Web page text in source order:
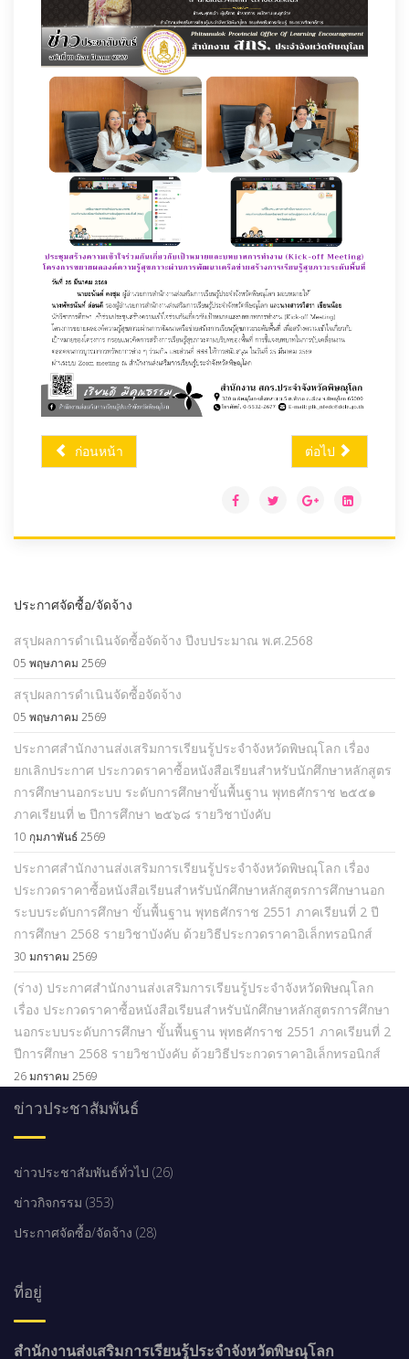
ก่อนหน้า ต่อไป
ประกาศจัดซื้อ/จัดจ้าง
สรุปผลการดำเนินจัดซื้อจัดจ้าง ปีงบประมาณ พ.ศ.2568
05 พฤษภาคม 2569
สรุปผลการดำเนินจัดซื้อจัดจ้าง
05 พฤษภาคม 2569
ประกาศสำนักงานส่งเสริมการเรียนรู้ประจำจังหวัดพิษณุโลก เรื่อง
ยกเลิกประกาศ ประกวดราคาซื้อหนังสือเรียนสำหรับนักศึกษาหลักสูตร
การศึกษานอกระบบ ระดับการศึกษาขั้นพื้นฐาน พุทธศักราช ๒๕๕๑
ภาคเรียนที่ ๒ ปีการศึกษา ๒๕๖๘ รายวิชาบังคับ
10 กุมภาพันธ์ 2569
ประกาศสำนักงานส่งเสริมการเรียนรู้ประจำจังหวัดพิษณุโลก เรื่อง
ประกวดราคาซื้อหนังสือเรียนสำหรับนักศึกษาหลักสูตรการศึกษานอก
ระบบระดับการศึกษา ขั้นพื้นฐาน พุทธศักราช 2551 ภาคเรียนที่ 2 ปี
การศึกษา 2568 รายวิชาบังคับ ด้วยวิธีประกวดราคาอิเล็กทรอนิกส์
30 มกราคม 2569
(ร่าง) ประกาศสำนักงานส่งเสริมการเรียนรู้ประจำจังหวัดพิษณุโลก
เรื่อง ประกวดราคาซื้อหนังสือเรียนสำหรับนักศึกษาหลักสูตรการศึกษา
นอกระบบระดับการศึกษา ขั้นพื้นฐาน พุทธศักราช 2551 ภาคเรียนที่ 2
ปีการศึกษา 2568 รายวิชาบังคับ ด้วยวิธีประกวดราคาอิเล็กทรอนิกส์
26 มกราคม 2569
ข่าวประชาสัมพันธ์
ข่าวประชาสัมพันธ์ทั่วไป (26)
ข่าวกิจกรรม (353)
ประกาศจัดซื้อ/จัดจ้าง (28)
ที่อยู่
สำนักงานส่งเสริมการเรียนรู้ประจำจังหวัดพิษณุโลก